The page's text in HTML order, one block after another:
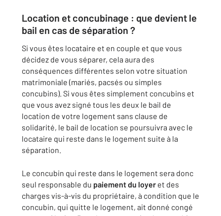
Location et concubinage : que devient le
bail en cas de séparation ?
Si vous êtes locataire et en couple et que vous
décidez de vous séparer, cela aura des
conséquences différentes selon votre situation
matrimoniale (mariés, pacsés ou simples
concubins). Si vous êtes simplement concubins et
que vous avez signé tous les deux le bail de
location de votre logement sans clause de
solidarité, le bail de location se poursuivra avec le
locataire qui reste dans le logement suite à la
séparation.
Le concubin qui reste dans le logement sera donc
seul responsable du paiement du loyer et des
charges vis-à-vis du propriétaire, à condition que le
concubin, qui quitte le logement, ait donné congé